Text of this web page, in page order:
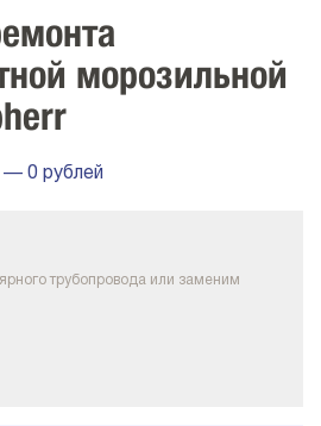
морозильной
— 0 рублей
трубопровода или заменим